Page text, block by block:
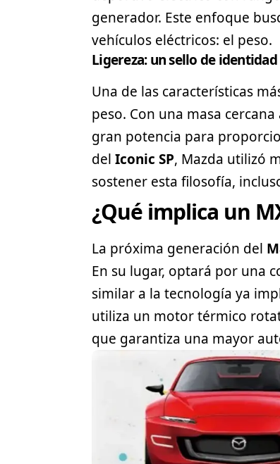
generador. Este enfoque
vehículos eléctricos: el peso.
Ligereza: un sello de
Una de las características
peso. Con una masa
gran potencia para
del Iconic SP, Mazda utilizó
sostener esta filosofía,
¿Qué implica un
La próxima generación del
En su lugar, optará por una
similar a la tecnología ya
utiliza un motor térmico
que garantiza una mayor